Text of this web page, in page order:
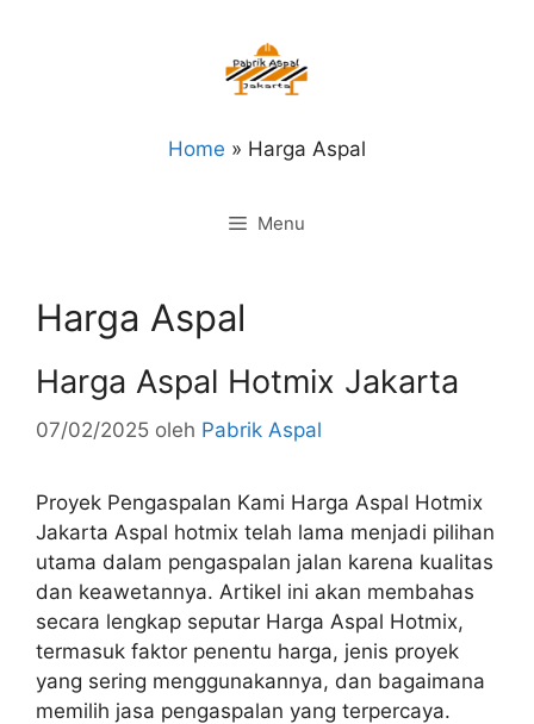
Home » Harga Aspal
Menu
Harga Aspal
Harga Aspal Hotmix Jakarta
07/02/2025 oleh Pabrik Aspal
Proyek Pengaspalan Kami Harga Aspal Hotmix
Jakarta Aspal hotmix telah lama menjadi pilihan
utama dalam pengaspalan jalan karena kualitas
dan keawetannya. Artikel ini akan membahas
secara lengkap seputar Harga Aspal Hotmix,
termasuk faktor penentu harga, jenis proyek
yang sering menggunakannya, dan bagaimana
memilih jasa pengaspalan yang terpercaya.